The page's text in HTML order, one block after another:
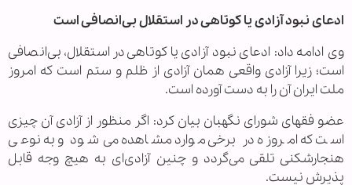
ادعای نبود آزادی یا کوتاهی در استقلال بی‌انصافی است
وی ادامه داد: ادعای نبود آزادی یا کوتاهی در استقلال، بی‌انصافی
است؛ زیرا آزادی واقعی همان آزادی از ظلم و ستم است که امروز
ملت ایران آن را به دست آورده‌ است.
عضو فقهای شورای نگهبان بیان کرد: اگر منظور از آزادی آن چیزی
است که امروزه در برخی موارد مشاهده می‌شود و به نوعی
هنجارشکنی تلقی می‌گردد و چنین آزادی‌ای به هیچ وجه قابل
پذیرش نیست.